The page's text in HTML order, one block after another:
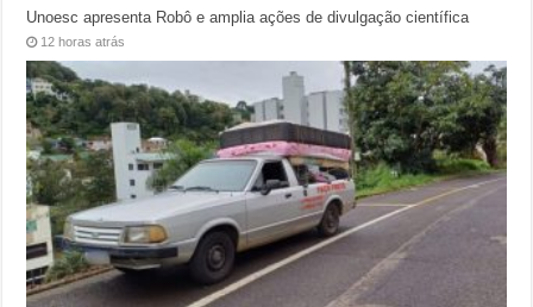
Unoesc apresenta Robô e amplia ações de divulgação científica
12 horas atrás